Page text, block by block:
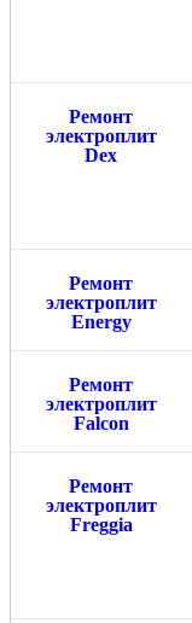
Ремонт
электроплит
Dex
Ремонт
электроплит
Energy
Ремонт
электроплит
Falcon
Ремонт
электроплит
Freggia